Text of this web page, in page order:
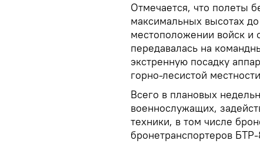
Отмечается, что полеты
максимальных высотах
местоположении войск и
передавалась на
экстренную посадку
горно-лесистой
Всего в плановых
военнослужащих,
техники, в том числе
бронетранспортеров